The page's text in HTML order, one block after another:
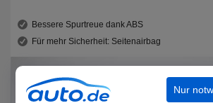
Bessere Spurtreue dank ABS
Für mehr Sicherheit: Seitenairbag
Nur